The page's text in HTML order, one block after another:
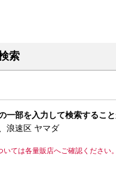
索
一部を入力して検索すること
浪速区 ヤマダ
ては各量販店へご確認ください。